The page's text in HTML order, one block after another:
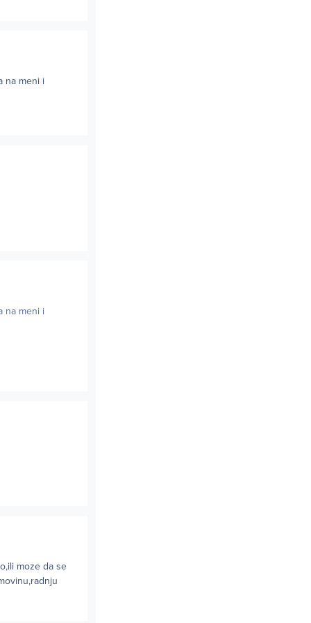
na meni i
na meni i
moze da se